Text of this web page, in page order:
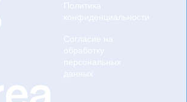
Политика
конфиденциальности
Согласие на
обработку
персональных
данных